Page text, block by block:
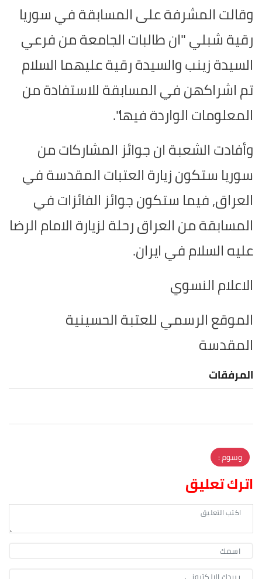
وقالت المشرفة على المسابقة في سوريا
رقية شبلي "ان طالبات الجامعة من فرعي
السيدة زينب والسيدة رقية عليهما السلام
تم اشراكهن في المسابقة للاستفادة من
المعلومات الواردة فيها".
وأفادت الشعبة ان جوائز المشاركات من
سوريا ستكون زيارة العتبات المقدسة في
العراق, فيما ستكون جوائز الفائزات في
المسابقة من العراق رحلة لزيارة الامام الرضا
عليه السلام في ايران.
الاعلام النسوي
الموقع الرسمي للعتبة الحسينية
المقدسة
المرفقات
وسوم :
اترك تعليق